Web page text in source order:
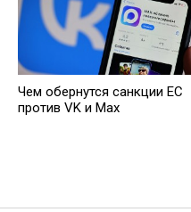
Чем обернутся санкции ЕС
против VK и Max